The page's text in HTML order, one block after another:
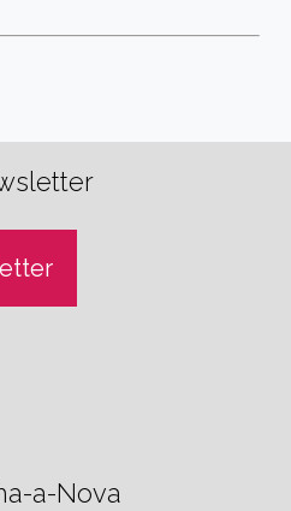
a-Nova